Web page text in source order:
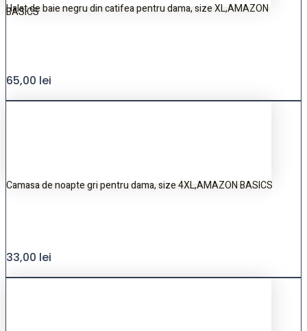
Halat de baie negru din catifea pentru dama, size XL,AMAZON
BASICS
65,00 lei
Camasa de noapte gri pentru dama, size 4XL,AMAZON BASICS
33,00 lei